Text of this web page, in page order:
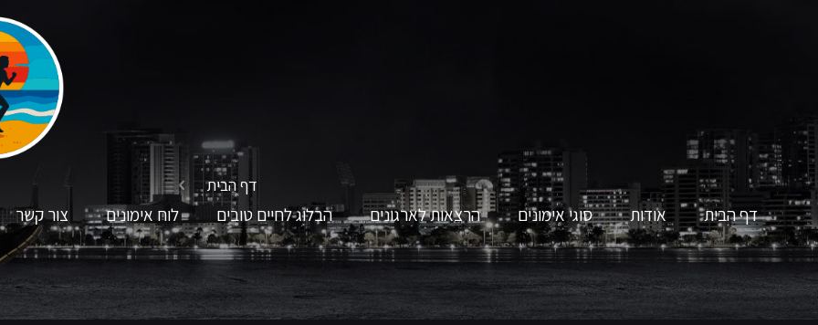
דף הבית אודות סוגי אימונים הרצאות לארגונים הבלוג לחיים טובים לוח אימונים צור קשר
דף הבית